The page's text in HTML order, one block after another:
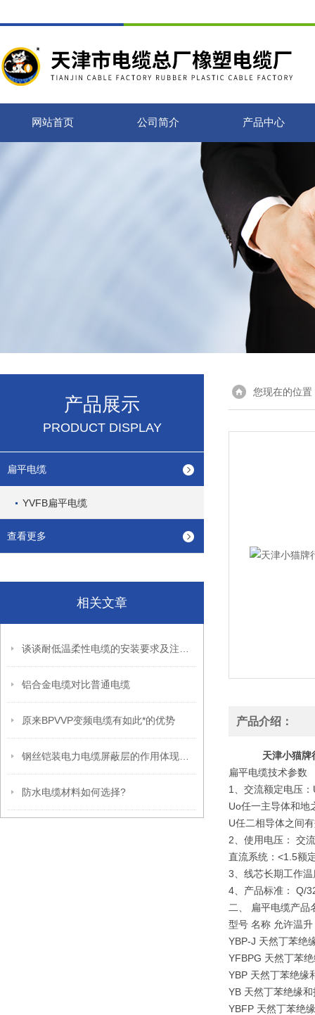
网站首页 公司简介 产品中心
产品展示
PRODUCT DISPLAY
扁平电缆
YVFB扁平电缆
查看更多
相关文章
铝合金电缆对比普通电缆
原来BPVVP变频电缆有如此*的优势
防水电缆材料如何选择?
您现在的位置
产品介绍：
天津小猫
扁平电缆技术参数
1、交流额定电压
Uo任一主导体和地
U任二相导体之间
2、使用电压： 交
直流系统：<1.5额
3、线芯长期工作
4、产品标准： Q/
二、 扁平电缆产品
型号 名称 允许温
YBP-J 天然丁苯绝
YFBPG 天然丁苯
YBP 天然丁苯绝缘
YB 天然丁苯绝缘
YBFP 天然丁苯绝